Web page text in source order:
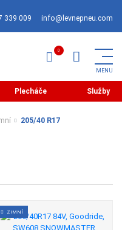
339 009 info@levnepneu.com
Plecháče Služby
205/40 R17
ZIMNÍ